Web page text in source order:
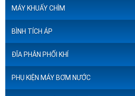
MÁY KHUẤY CHÌM
BÌNH TÍCH ÁP
ĐĨA PHÂN PHỐI KHÍ
PHỤ KIỆN MÁY BƠM NƯỚC